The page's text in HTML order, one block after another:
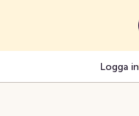
Logga in